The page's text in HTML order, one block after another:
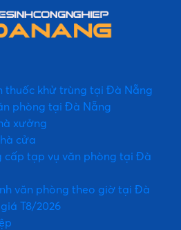
thuốc khử trùng tại Đà Nẵng
phòng tại Đà Nẵng
xưởng
cửa
cấp tạp vụ văn phòng tại Đà
văn phòng theo giờ tại Đà
T8/2026